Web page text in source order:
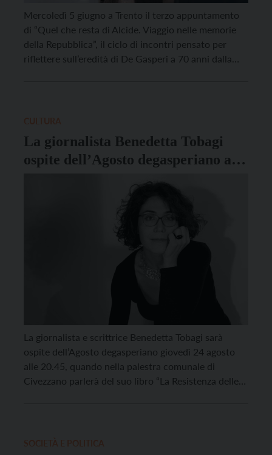
Mercoledì 5 giugno a Trento il terzo appuntamento
di “Quel che resta di Alcide. Viaggio nelle memorie
della Repubblica”, il ciclo di incontri pensato per
riflettere sull’eredità di De Gasperi a 70 anni dalla
La giornalista Benedetta Tobagi
ospite dell’Agosto degasperiano a
Civezzano giovedì 24 agosto
La giornalista e scrittrice Benedetta Tobagi sarà
ospite dell’Agosto degasperiano giovedì 24 agosto
alle 20.45, quando nella palestra comunale di
Civezzano parlerà del suo libro “La Resistenza delle